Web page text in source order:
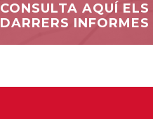
CONSULTA AQUÍ ELS
DARRERS INFORMES